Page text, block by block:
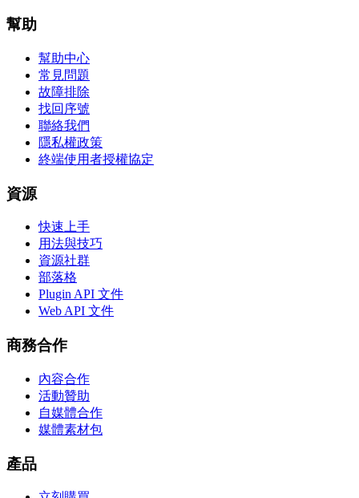
幫助
幫助中心
常見問題
故障排除
找回序號
聯絡我們
隱私權政策
終端使用者授權協定
資源
快速上手
用法與技巧
資源社群
部落格
Plugin API 文件
Web API 文件
商務合作
內容合作
活動贊助
自媒體合作
媒體素材包
產品